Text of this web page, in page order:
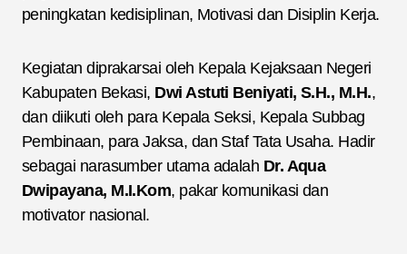
peningkatan kedisiplinan, Motivasi dan Disiplin Kerja.
Kegiatan diprakarsai oleh Kepala Kejaksaan Negeri
Kabupaten Bekasi, Dwi Astuti Beniyati, S.H., M.H.,
dan diikuti oleh para Kepala Seksi, Kepala Subbag
Pembinaan, para Jaksa, dan Staf Tata Usaha. Hadir
sebagai narasumber utama adalah Dr. Aqua
Dwipayana, M.I.Kom, pakar komunikasi dan
motivator nasional.